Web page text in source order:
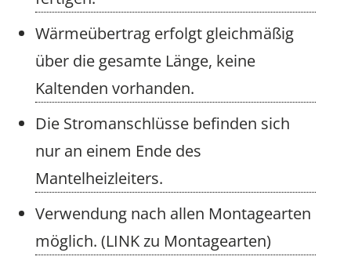
Wärmeübertrag erfolgt gleichmäßig
über die gesamte Länge, keine
Kaltenden vorhanden.
Die Stromanschlüsse befinden sich
nur an einem Ende des
Mantelheizleiters.
Verwendung nach allen Montagearten
möglich. (LINK zu Montagearten)